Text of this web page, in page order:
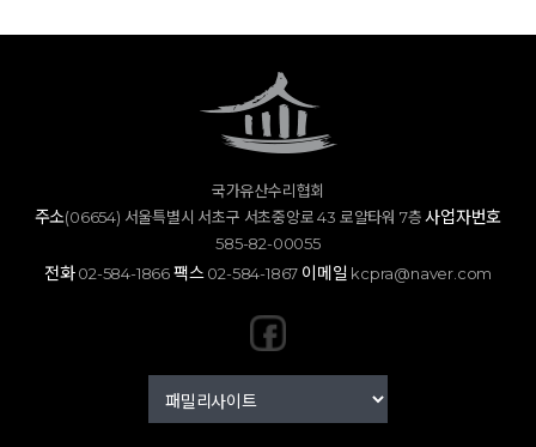
국가유산수리협회
주소(06654) 서울특별시 서초구 서초중앙로 43 로얄타워 7층사업자번호
585-82-00055
전화 02-584-1866팩스02-584-1867 이메일 kcpra@naver.com